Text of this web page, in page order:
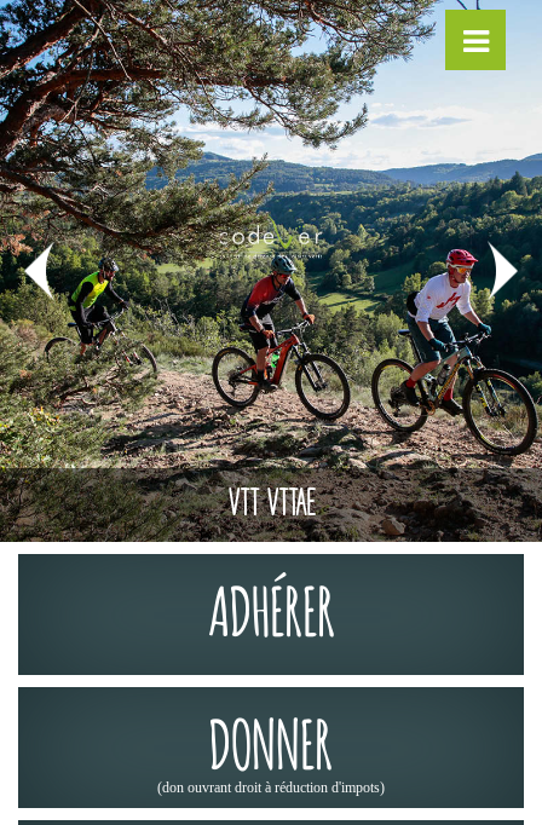
VTT VTTAE
ADHÉRER
DONNER
(don ouvrant droit à réduction d'impots)